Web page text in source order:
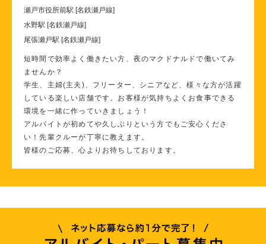
瀬戸市役所前駅 [名鉄瀬戸線]
水野駅 [名鉄瀬戸線]
尾張瀬戸駅 [名鉄瀬戸線]
短時間で効率よく働きたい方、夜のマクドナルドで働いてみ
ませんか？
学生、主婦(主夫)、フリーター、シニアなど、様々な方が活躍
している楽しい店舗です。お客様が気持ちよくお食事できる
環境を一緒に作っていきましょう！
アルバイトが初めてや久しぶりという方でもご安心くださ
い！先輩クルーが丁寧に教えます。
皆様のご応募、心よりお待ちしております。